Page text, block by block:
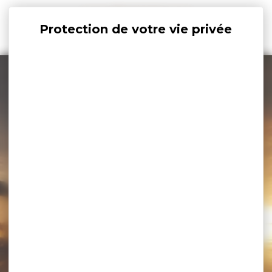
Panneau de gestion des cookies